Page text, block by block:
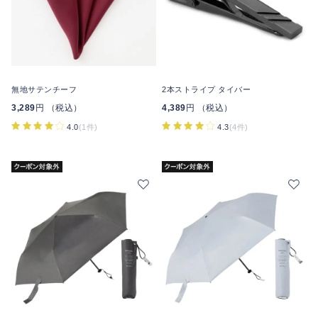
無地サテンチーフ
3,289円 （税込）
4.0(1件)
2本ストライプ タイバー
4,389円 （税込）
4.3(4件)